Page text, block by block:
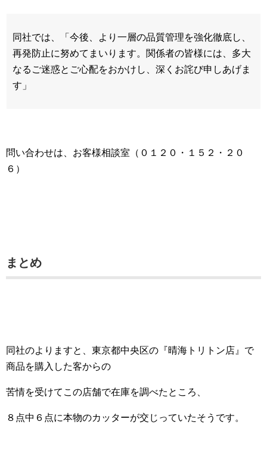
同社では、「今後、より一層の品質管理を強化徹底し、
再発防止に努めてまいります。関係者の皆様には、多大
なるご迷惑とご心配をおかけし、深くお詫び申しあげま
す」
問い合わせは、お客様相談室（０１２０・１５２・２０
６）
まとめ
同社のよりますと、東京都中央区の『晴海トリトン店』で
商品を購入した客からの
苦情を受けてこの店舗で在庫を調べたところ、
８点中６点に本物のカッターが交じっていたそうです。